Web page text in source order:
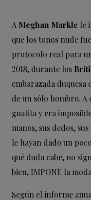
A Meghan Markle le
que los tonos nude
protocolo real para
2018, durante los
embarazada duquesa
de un sólo hombro. A
guatita y era
manos, sus dedos,
le hayan dado un
qué duda cabe, no
bien, IMPONE la
Según el informe